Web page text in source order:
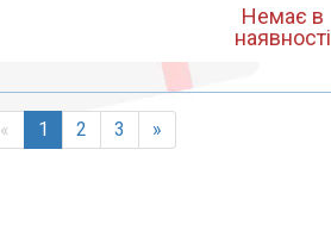
Немає в
наявності
« 1 2 3 »